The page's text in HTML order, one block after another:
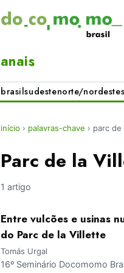
anais
brasilsudestenorte/nordeste
início › palavras-chave › parc
Parc de la
1 artigo
Entre vulcões e usinas
do Parc de la Villette
Tomás Urgal
16º Seminário Docomomo